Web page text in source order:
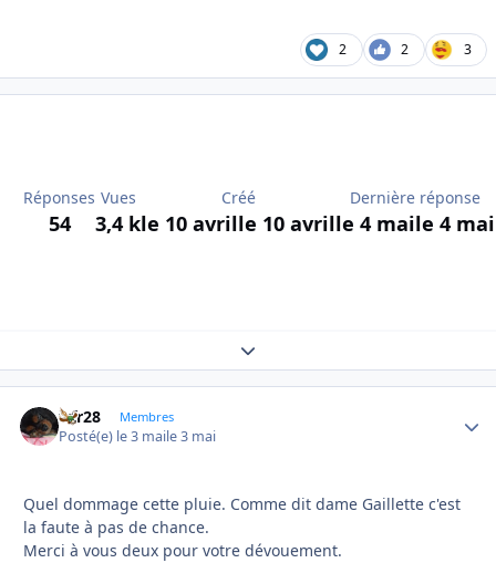
2 2 3
Réponses
54
Vues
3,4 k
Créé
le 10 avrille 10 avril
Dernière réponse
le 4 maile 4 mai
Expand topic overview
frfr28 Membres
Posté(e) le 3 maile 3 mai
Quel dommage cette pluie. Comme dit dame Gaillette c'est
la faute à pas de chance.
Merci à vous deux pour votre dévouement.